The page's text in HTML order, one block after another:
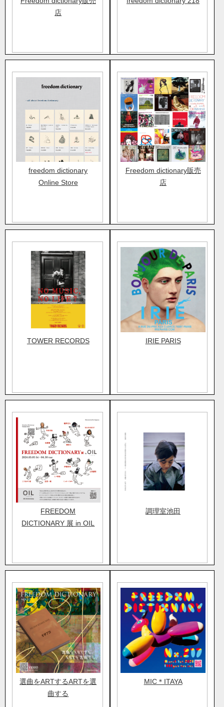
店
freedom dictionary
Online Store
Freedom dictionary販売
店
TOWER RECORDS IRIE PARIS
FREEDOM
DICTIONARY 展 in OIL
調理室池田
選曲をARTするARTを選
曲する
MIC＊ITAYA